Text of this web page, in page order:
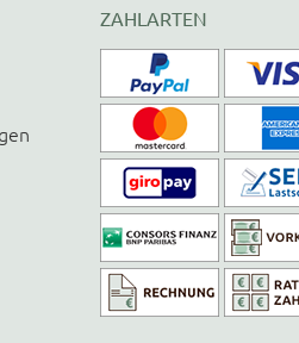
ZAHLARTEN